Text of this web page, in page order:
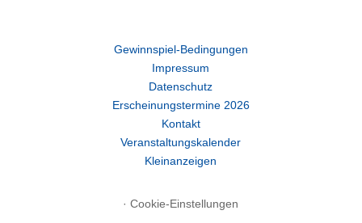
Gewinnspiel-Bedingungen
Impressum
Datenschutz
Erscheinungstermine 2026
Kontakt
Veranstaltungskalender
Kleinanzeigen
·Cookie-Einstellungen